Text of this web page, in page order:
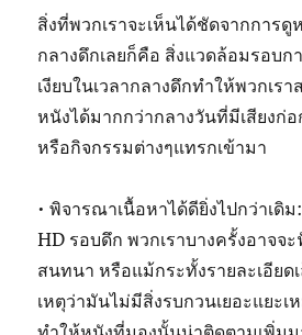
สิ่งที่พวกเราจะเห็นได้ชัดจากการดู
กลางดึกเลยก็คือ สิ่งแวดล้อมรอบ
เงียบในเวลากลางดึกทำให้พวกเร
หนังได้มากกว่ากลางวันที่มีเสียงก่
หรือกิจกรรมต่างๆแทรกเข้ามา
• พิจารณาเนื้อหาได้ดียิ่งไปกว่าเดิ
HD รอบดึก พวกเราบางครั้งอาจจ
สนทนา หรือแม้กระทั้งรายละเอียด
เหตุว่ามันไม่มีสิ่งรบกวนเยอะแยะ